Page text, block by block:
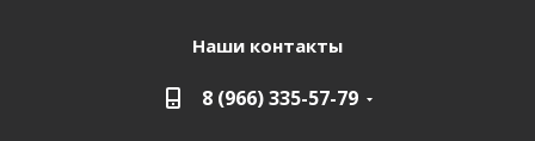
Наши контакты
8 (966) 335-57-79